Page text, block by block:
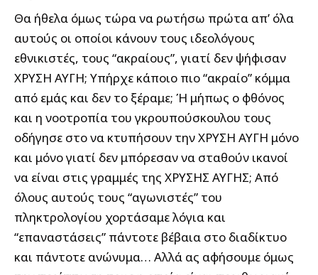
Θα ήθελα όμως τώρα να ρωτήσω πρώτα απ’ όλα
αυτούς οι οποίοι κάνουν τους ιδεολόγους
εθνικιστές, τους “ακραίους”, γιατί δεν ψήφισαν
ΧΡΥΣΗ ΑΥΓΗ; Υπήρχε κάποιο πιο “ακραίο” κόμμα
από εμάς και δεν το ξέραμε; Ή μήπως ο φθόνος
και η νοοτροπία του γκρουπούσκουλου τους
οδήγησε στο να κτυπήσουν την ΧΡΥΣΗ ΑΥΓΗ μόνο
και μόνο γιατί δεν μπόρεσαν να σταθούν ικανοί
να είναι στις γραμμές της ΧΡΥΣΗΣ ΑΥΓΗΣ; Από
όλους αυτούς τους “αγωνιστές” του
πληκτρολογίου χορτάσαμε λόγια και
“επαναστάσεις” πάντοτε βέβαια στο διαδίκτυο
και πάντοτε ανώνυμα… Αλλά ας αφήσουμε όμως